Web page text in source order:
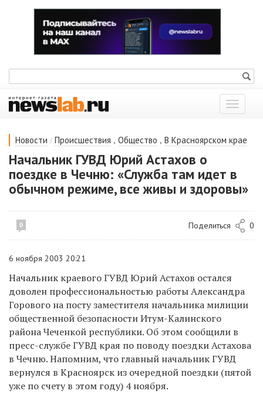
Показать
меню
Новости / Происшествия , Общество , В Красноярском крае
Начальник ГУВД Юрий Астахов о
поездке в Чечню: «Служба там идет в
обычном режиме, все живы и здоровы»
0 Поделиться 0
6 ноября 2003 20:21
Начальник краевого ГУВД Юрий Астахов остался
доволен профессиональностью работы Александра
Горового на посту заместителя начальника милиции
общественной безопасности Итум-Калинского
района Чеченкой республики. Об этом сообщили в
пресс-службе ГУВД края по поводу поездки Астахова
в Чечню. Напомним, что главный начальник ГУВД
вернулся в Красноярск из очередной поездки (пятой
уже по счету в этом году) 4 ноября.